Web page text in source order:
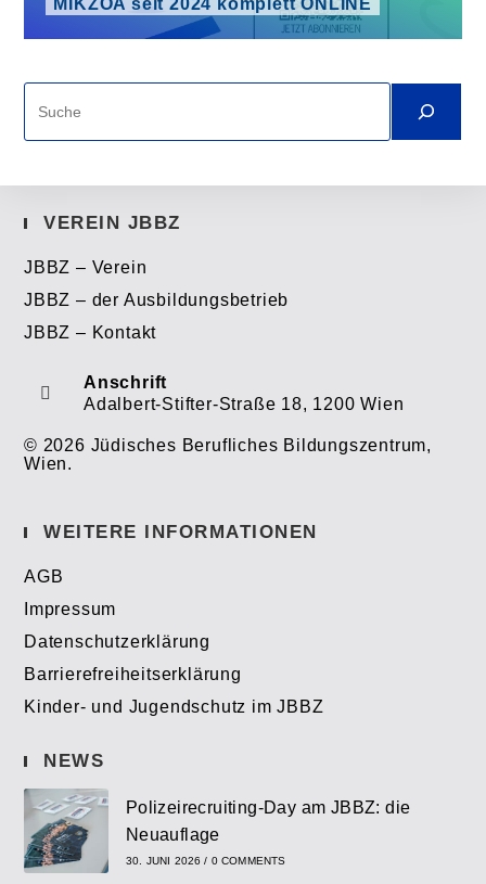
MIKZOA seit 2024 komplett ONLINE
Suche
VEREIN JBBZ
JBBZ – Verein
JBBZ – der Ausbildungsbetrieb
JBBZ – Kontakt
Anschrift
Adalbert-Stifter-Straße 18, 1200 Wien
© 2026 Jüdisches Berufliches Bildungszentrum,
Wien.
WEITERE INFORMATIONEN
AGB
Impressum
Datenschutzerklärung
Barrierefreiheitserklärung
Kinder- und Jugendschutz im JBBZ
NEWS
Polizeirecruiting-Day am JBBZ: die
Neuauflage
30. JUNI 2026 / 0 COMMENTS